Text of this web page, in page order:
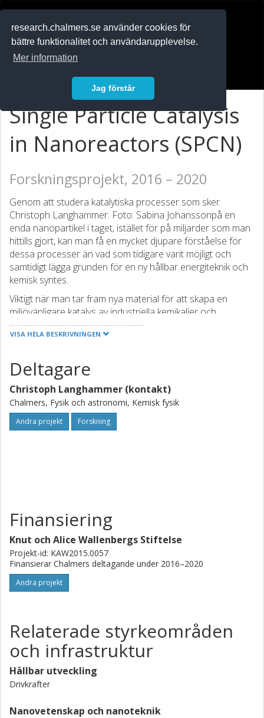
research.chalmers.se använder cookies för
bättre funktionalitet och användarupplevelse.
Mer information
Jag förstår
Single Particle Catalysis
in Nanoreactors (SPCN)
Forskningsprojekt, 2016 – 2020
Genom att studera katalytiska processer som sker
Christoph Langhammer. Foto: Sabina Johanssonpå en
enda nanopartikel i taget, istället för på miljarder som man
hittills gjort, kan man få en mycket djupare förståelse för
dessa processer än vad som tidigare varit möjligt och
samtidigt lägga grunden för en ny hållbar energiteknik och
kemisk syntes.
Viktigt när man tar fram nya material för att skapa en
miljövänligare katalys av industriella kemikalier och
bränslen och därmed till exempel kan reducera
koldioxidutsläpp eller andra miljöföroreningar
VISA HELA BESKRIVNINGEN
Deltagare
Christoph Langhammer (kontakt)
Chalmers, Fysik och astronomi, Kemisk fysik
Andra projekt Forskning
Finansiering
Knut och Alice Wallenbergs Stiftelse
Projekt-id: KAW2015.0057
Finansierar Chalmers deltagande under 2016–2020
Andra projekt
Relaterade styrkeområden
och infrastruktur
Hållbar utveckling
Drivkrafter
Nanovetenskap och nanoteknik